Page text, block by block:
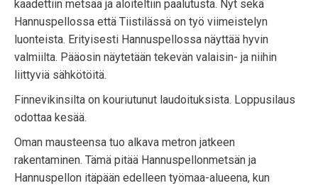
kaadettiin metsää ja aloiteltiin paalutusta. Nyt sekä
Hannuspellossa että Tiistilässä on työ viimeistelyn
luonteista. Erityisesti Hannuspellossa näyttää hyvin
valmiilta. Pääosin näytetään tekevän valaisin- ja niihin
liittyviä sähkötöitä.
Finnevikinsilta on kouriutunut laudoituksista. Loppusilaus
odottaa kesää.
Oman mausteensa tuo alkava metron jatkeen
rakentaminen. Tämä pitää Hannuspellonmetsän ja
Hannuspellon itäpään edelleen työmaa-alueena, kun